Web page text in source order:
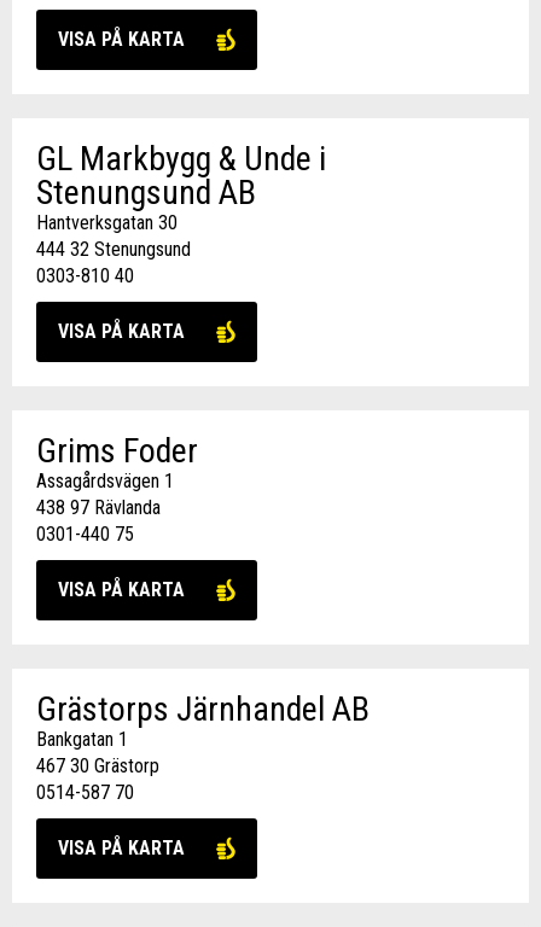
VISA PÅ KARTA
GL Markbygg & Unde i
Stenungsund AB
Hantverksgatan 30
444 32 Stenungsund
0303-810 40
VISA PÅ KARTA
Grims Foder
Assagårdsvägen 1
438 97 Rävlanda
0301-440 75
VISA PÅ KARTA
Grästorps Järnhandel AB
Bankgatan 1
467 30 Grästorp
0514-587 70
VISA PÅ KARTA